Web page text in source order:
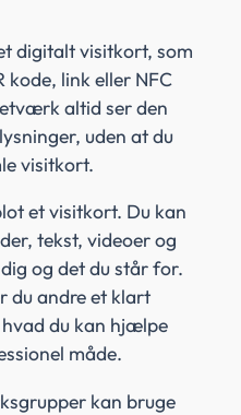
digitalt visitkort, som
kode, link eller NFC
altid ser den
uden at du
visitkort.
et visitkort. Du kan
tekst, videoer og
og det du står for.
du andre et klart
du kan hjælpe
måde.
kan bruge